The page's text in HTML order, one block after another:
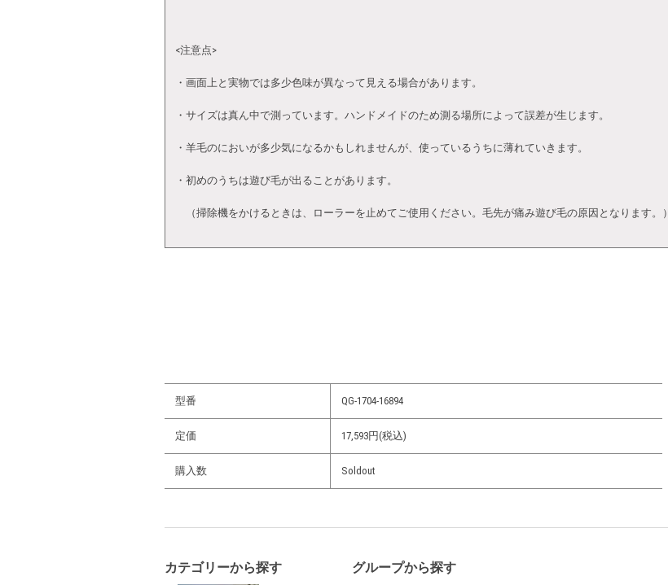
<注意点>
・画面上と実物では多少色味が異なって見える場合があります。
・サイズは真ん中で測っています。ハンドメイドのため測る場所によって誤差が生じます。
・羊毛のにおいが多少気になるかもしれませんが、使っているうちに薄れていきます。
・初めのうちは遊び毛が出ることがあります。
（掃除機をかけるときは、ローラーを止めてご使用ください。毛先が痛み遊び毛の原因となります。）
型番 QG-1704-16894
定価 17,593円(税込)
購入数 Soldout
カテゴリーから探す グループから探す